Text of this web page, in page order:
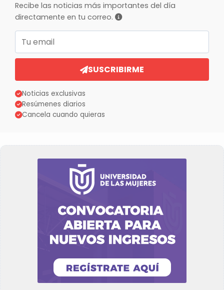
Recibe las noticias más importantes del día
directamente en tu correo.
Correo electrónico
SUSCRIBIRME
Noticias exclusivas
Resúmenes diarios
Cancela cuando quieras